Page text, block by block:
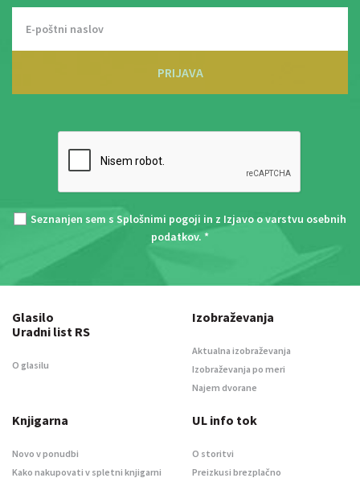
PRIJAVA
Seznanjen sem s Splošnimi pogoji in z Izjavo o varstvu osebnih
podatkov. *
Glasilo
Uradni list RS
O glasilu
Izobraževanja
Aktualna izobraževanja
Izobraževanja po meri
Najem dvorane
Knjigarna
Novo v ponudbi
Kako nakupovati v spletni knjigarni
UL info tok
O storitvi
Preizkusi brezplačno